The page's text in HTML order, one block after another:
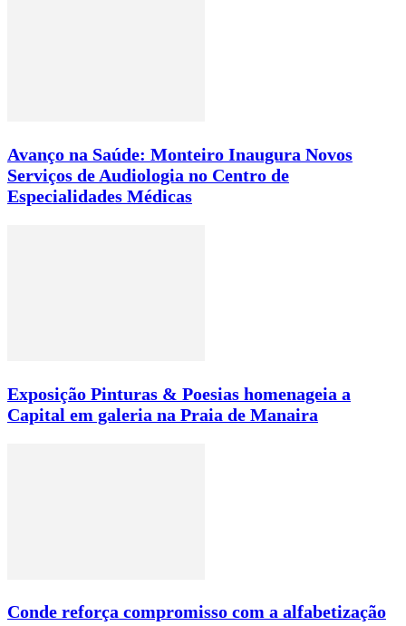
Avanço na Saúde: Monteiro Inaugura Novos
Serviços de Audiologia no Centro de
Especialidades Médicas
Exposição Pinturas & Poesias homenageia a
Capital em galeria na Praia de Manaira
Conde reforça compromisso com a alfabetização